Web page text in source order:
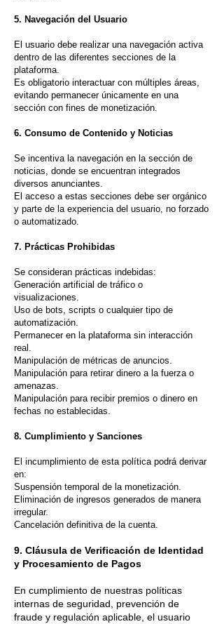
5. Navegación del Usuario
El usuario debe realizar una navegación activa
dentro de las diferentes secciones de la
plataforma.
Es obligatorio interactuar con múltiples áreas,
evitando permanecer únicamente en una
sección con fines de monetización.
6. Consumo de Contenido y Noticias
Se incentiva la navegación en la sección de
noticias, donde se encuentran integrados
diversos anunciantes.
El acceso a estas secciones debe ser orgánico
y parte de la experiencia del usuario, no forzado
o automatizado.
7. Prácticas Prohibidas
Se consideran prácticas indebidas:
Generación artificial de tráfico o
visualizaciones.
Uso de bots, scripts o cualquier tipo de
automatización.
Permanecer en la plataforma sin interacción
real.
Manipulación de métricas de anuncios.
Manipulación para retirar dinero a la fuerza o
amenazas.
Manipulación para recibir premios o dinero en
fechas no establecidas.
8. Cumplimiento y Sanciones
El incumplimiento de esta política podrá derivar
en:
Suspensión temporal de la monetización.
Eliminación de ingresos generados de manera
irregular.
Cancelación definitiva de la cuenta.
9. Cláusula de Verificación de Identidad
y Procesamiento de Pagos
En cumplimiento de nuestras políticas
internas de seguridad, prevención de
fraude y regulación aplicable, el usuario